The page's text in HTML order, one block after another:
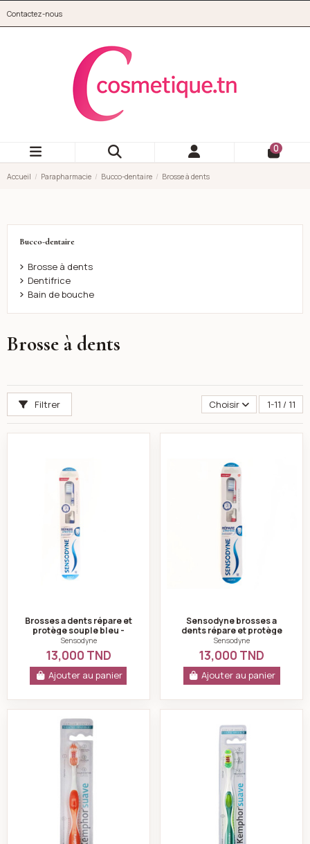
Contactez-nous
0
Accueil Parapharmacie Bucco-dentaire Brosse à dents
Brosse à dents
Filtrer Choisir 1-11 / 11
Brosses a dents répare et
protège souple bleu -
Sensodyne
Sensodyne
13,000 TND
Ajouter au panier
Sensodyne brosses a
dents répare et protège
souple rouge
Sensodyne
13,000 TND
Ajouter au panier
Kemphor Brosse à dents suave orangeKemphor Brosse
Bucco-dentaire
Brosse à dents
Dentifrice
Bain de bouche